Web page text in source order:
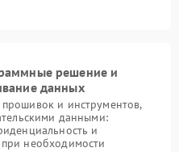
решение и
данных
и инструментов,
данными:
и
необходимости